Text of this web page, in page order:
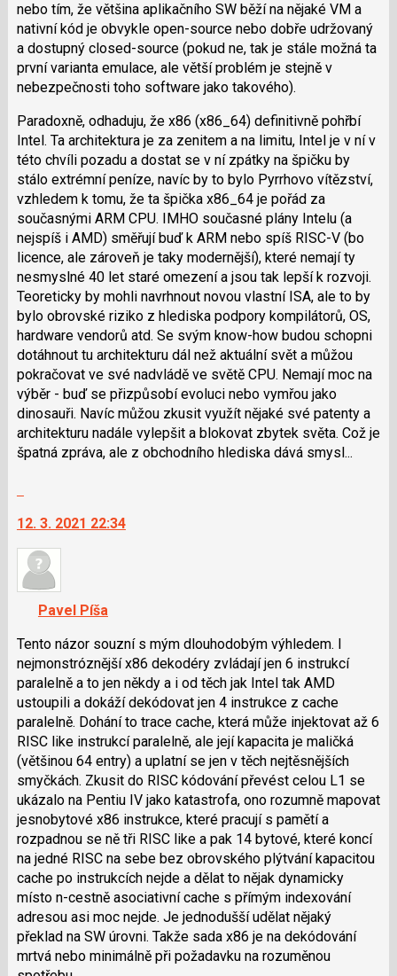
nebo tím, že většina aplikačního SW běží na nějaké VM a
nativní kód je obvykle open-source nebo dobře udržovaný
a dostupný closed-source (pokud ne, tak je stále možná ta
první varianta emulace, ale větší problém je stejně v
nebezpečnosti toho software jako takového).
Paradoxně, odhaduju, že x86 (x86_64) definitivně pohřbí
Intel. Ta architektura je za zenitem a na limitu, Intel je v ní v
této chvíli pozadu a dostat se v ní zpátky na špičku by
stálo extrémní peníze, navíc by to bylo Pyrrhovo vítězství,
vzhledem k tomu, že ta špička x86_64 je pořád za
současnými ARM CPU. IMHO současné plány Intelu (a
nejspíš i AMD) směřují buď k ARM nebo spíš RISC-V (bo
licence, ale zároveň je taky modernější), které nemají ty
nesmyslné 40 let staré omezení a jsou tak lepší k rozvoji.
Teoreticky by mohli navrhnout novou vlastní ISA, ale to by
bylo obrovské riziko z hlediska podpory kompilátorů, OS,
hardware vendorů atd. Se svým know-how budou schopni
dotáhnout tu architekturu dál než aktuální svět a můžou
pokračovat ve své nadvládě ve světě CPU. Nemají moc na
výběr - buď se přizpůsobí evoluci nebo vymřou jako
dinosauři. Navíc můžou zkusit využít nějaké své patenty a
architekturu nadále vylepšit a blokovat zbytek světa. Což je
špatná zpráva, ale z obchodního hlediska dává smysl...
další
nový
názor.
navigaci
lze
použít
i
klávesy
N
pro
následující
a
P
pro
předchozí
nový
názor
12. 3. 2021 22:34
Pavel Píša
Tento názor souzní s mým dlouhodobým výhledem. I
nejmonstróznější x86 dekodéry zvládají jen 6 instrukcí
paralelně a to jen někdy a i od těch jak Intel tak AMD
ustoupili a dokáží dekódovat jen 4 instrukce z cache
paralelně. Dohání to trace cache, která může injektovat až 6
RISC like instrukcí paralelně, ale její kapacita je maličká
(většinou 64 entry) a uplatní se jen v těch nejtěsnějších
smyčkách. Zkusit do RISC kódování převést celou L1 se
ukázalo na Pentiu IV jako katastrofa, ono rozumně mapovat
jesnobytové x86 instrukce, které pracují s pamětí a
rozpadnou se ně tři RISC like a pak 14 bytové, které koncí
na jedné RISC na sebe bez obrovského plýtvání kapacitou
cache po instrukcích nejde a dělat to nějak dynamicky
místo n-cestně asociativní cache s přímým indexování
adresou asi moc nejde. Je jednodušší udělat nějaký
překlad na SW úrovni. Takže sada x86 je na dekódování
mrtvá nebo minimálně při požadavku na rozuměnou